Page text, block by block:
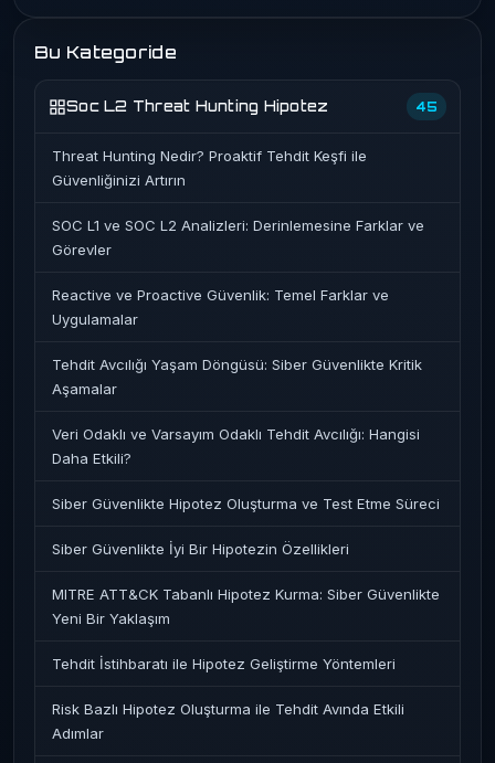
Bu Kategoride
Soc L2 Threat Hunting Hipotez 45
Threat Hunting Nedir? Proaktif Tehdit Keşfi ile
Güvenliğinizi Artırın
SOC L1 ve SOC L2 Analizleri: Derinlemesine Farklar ve
Görevler
Reactive ve Proactive Güvenlik: Temel Farklar ve
Uygulamalar
Tehdit Avcılığı Yaşam Döngüsü: Siber Güvenlikte Kritik
Aşamalar
Veri Odaklı ve Varsayım Odaklı Tehdit Avcılığı: Hangisi
Daha Etkili?
Siber Güvenlikte Hipotez Oluşturma ve Test Etme Süreci
Siber Güvenlikte İyi Bir Hipotezin Özellikleri
MITRE ATT&CK Tabanlı Hipotez Kurma: Siber Güvenlikte
Yeni Bir Yaklaşım
Tehdit İstihbaratı ile Hipotez Geliştirme Yöntemleri
Risk Bazlı Hipotez Oluşturma ile Tehdit Avında Etkili
Adımlar